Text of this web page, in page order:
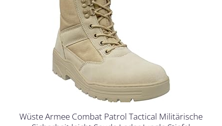
Wüste Armee Combat Patrol Tactical Militärische